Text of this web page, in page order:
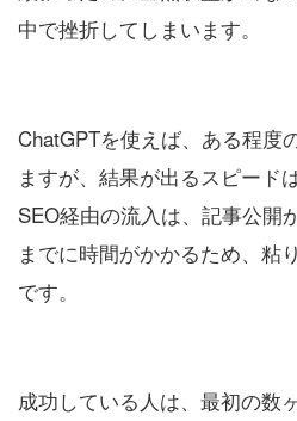
中で挫折してしまいます。
ChatGPTを使えば、ある程度
ますが、結果が出るスピード
SEO経由の流入は、記事公開
までに時間がかかるため、粘
です。
成功している人は、最初の数